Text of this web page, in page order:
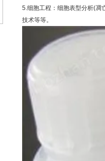
5.细胞工程：细胞表型分析(凋
技术等等。